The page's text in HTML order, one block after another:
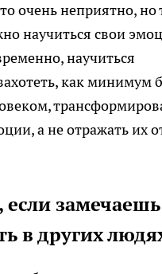
очень неприятно, но
научиться свои
научиться
как минимум
а не отражать их
если замечаешь
в других